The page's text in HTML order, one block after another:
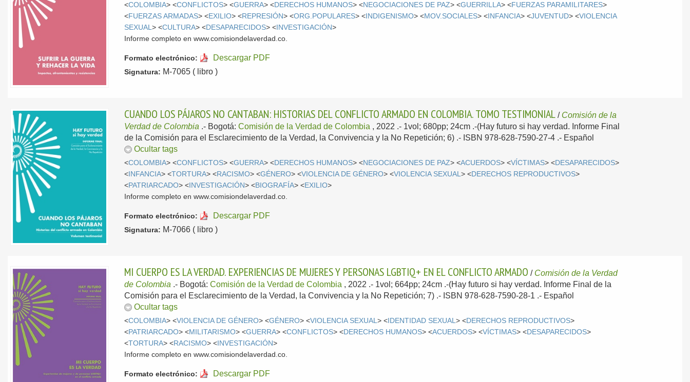
<COLOMBIA> <CONFLICTOS> <GUERRA> <DERECHOS HUMANOS> <NEGOCIACIONES DE PAZ> <GUERRILLA> <FUERZAS PARAMILITARES>
<FUERZAS ARMADAS> <EXILIO> <REPRESIÓN> <ORG.POPULARES> <INDIGENISMO> <MOV.SOCIALES> <INFANCIA> <JUVENTUD> <VIOLENCIA
SEXUAL> <CULTURA> <DESAPARECIDOS> <INVESTIGACIÓN>
Informe completo en www.comisiondelaverdad.co.
Formato electrónico: Descargar PDF
Signatura: M-7065 ( libro )
CUANDO LOS PÁJAROS NO CANTABAN: HISTORIAS DEL CONFLICTO ARMADO EN COLOMBIA. TOMO TESTIMONIAL / Comisión de la
Verdad de Colombia .- Bogotá:Comisión de la Verdad de Colombia , 2022 .- 1vol; 680pp; 24cm .-(Hay futuro si hay verdad. Informe Final
de la Comisión para el Esclarecimiento de la Verdad, la Convivencia y la No Repetición; 6) .- ISBN 978-628-7590-27-4 .- Español
Ocultar tags
<COLOMBIA> <CONFLICTOS> <GUERRA> <DERECHOS HUMANOS> <NEGOCIACIONES DE PAZ> <ACUERDOS> <VÍCTIMAS> <DESAPARECIDOS>
<INFANCIA> <TORTURA> <RACISMO> <GÉNERO> <VIOLENCIA DE GÉNERO> <VIOLENCIA SEXUAL> <DERECHOS REPRODUCTIVOS>
<PATRIARCADO> <INVESTIGACIÓN> <BIOGRAFÍA> <EXILIO>
Informe completo en www.comisiondelaverdad.co.
Formato electrónico: Descargar PDF
Signatura: M-7066 ( libro )
MI CUERPO ES LA VERDAD. EXPERIENCIAS DE MUJERES Y PERSONAS LGBTIQ+ EN EL CONFLICTO ARMADO / Comisión de la Verdad
de Colombia .- Bogotá:Comisión de la Verdad de Colombia , 2022 .- 1vol; 664pp; 24cm .-(Hay futuro si hay verdad. Informe Final de la
Comisión para el Esclarecimiento de la Verdad, la Convivencia y la No Repetición; 7) .- ISBN 978-628-7590-28-1 .- Español
Ocultar tags
<COLOMBIA> <VIOLENCIA DE GÉNERO> <GÉNERO> <VIOLENCIA SEXUAL> <IDENTIDAD SEXUAL> <DERECHOS REPRODUCTIVOS>
<PATRIARCADO> <MILITARISMO> <GUERRA> <CONFLICTOS> <DERECHOS HUMANOS> <ACUERDOS> <VÍCTIMAS> <DESAPARECIDOS>
<TORTURA> <RACISMO> <INVESTIGACIÓN>
Informe completo en www.comisiondelaverdad.co.
Formato electrónico: Descargar PDF